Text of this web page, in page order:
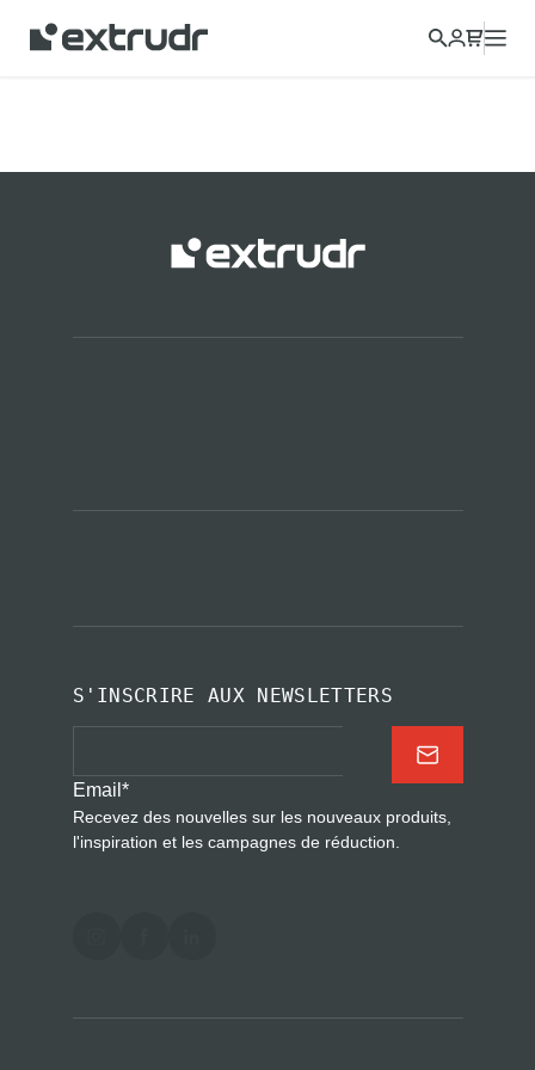
S'INSCRIRE AUX NEWSLETTERS
Email *
Recevez des nouvelles sur les nouveaux produits,
l'inspiration et les campagnes de réduction.